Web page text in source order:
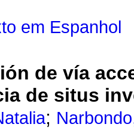
em Espanhol
de vía
de situs
;